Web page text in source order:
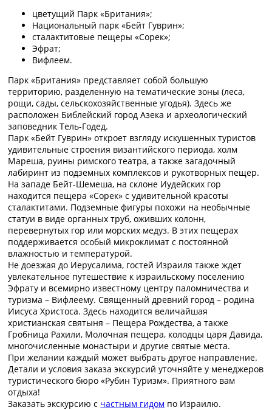
цветущий Парк «Британия»;
Национальный парк «Бейт Гуврин»;
сталактитовые пещеры «Сорек»;
Эфрат;
Вифлеем.
Парк «Британия» представляет собой большую
территорию, разделенную на тематические зоны (леса,
рощи, сады, сельскохозяйственные угодья). Здесь же
расположен Библейский город Азека и археологический
заповедник Тель-Годед.
Парк «Бейт Гуврин» откроет взгляду искушенных туристов
удивительные строения византийского периода, холм
Мареша, руины римского театра, а также загадочный
лабиринт из подземных комплексов и рукотворных пещер.
На западе Бейт-Шемеша, на склоне Иудейских гор
находится пещера «Сорек» с удивительной красоты
сталактитами. Подземные фигуры похожи на необычные
статуи в виде органных труб, оживших колонн,
перевернутых гор или морских медуз. В этих пещерах
поддерживается особый микроклимат с постоянной
влажностью и температурой.
Не доезжая до Иерусалима, гостей Израиля также ждет
увлекательное путешествие к израильскому поселению
Эфрату и всемирно известному центру паломничества и
туризма – Вифлеему. Священный древний город – родина
Иисуса Христоса. Здесь находится величайшая
христианская святыня – Пещера Рождества, а также
Гробница Рахили, Молочная пещера, колодцы царя Давида,
многочисленные монастыри и другие святые места.
При желании каждый может выбрать другое направление.
Детали и условия заказа экскурсий уточняйте у менеджеров
туристического бюро «Рубин Туризм». Приятного вам
отдыха!
Заказать экскурсию с частным гидом по Израилю.